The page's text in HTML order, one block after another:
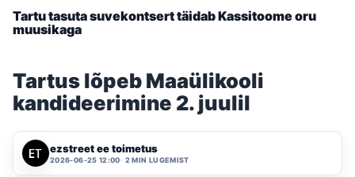
Tartu tasuta suvekontsert täidab Kassitoome oru
muusikaga
Tartus lõpeb Maaülikooli
kandideerimine 2. juulil
ezstreet ee toimetus
2026-06-25 12:00 2 MIN LUGEMIST